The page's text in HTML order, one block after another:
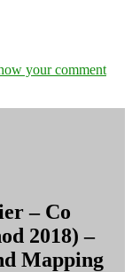
your comment
– Co
2018) –
Mapping